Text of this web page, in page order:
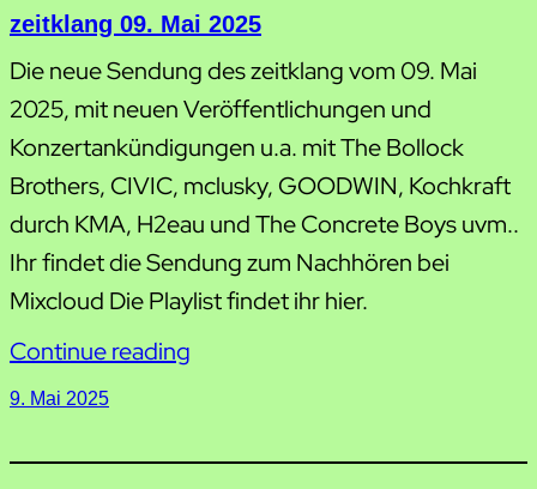
zeitklang 09. Mai 2025
Die neue Sendung des zeitklang vom 09. Mai
2025, mit neuen Veröffentlichungen und
Konzertankündigungen u.a. mit The Bollock
Brothers, CIVIC, mclusky, GOODWIN, Kochkraft
durch KMA, H2eau und The Concrete Boys uvm..
Ihr findet die Sendung zum Nachhören bei
Mixcloud Die Playlist findet ihr hier.
Continue reading
9. Mai 2025